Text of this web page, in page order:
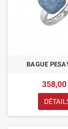
BAGUE
358,00